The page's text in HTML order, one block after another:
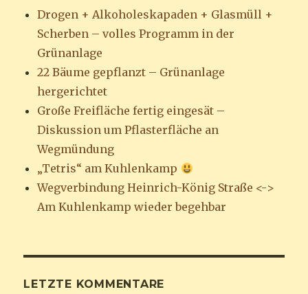
Drogen + Alkoholeskapaden + Glasmüll +
Scherben – volles Programm in der
Grünanlage
22 Bäume gepflanzt – Grünanlage
hergerichtet
Große Freifläche fertig eingesät –
Diskussion um Pflasterfläche an
Wegmündung
„Tetris“ am Kuhlenkamp
Wegverbindung Heinrich-König Straße <->
Am Kuhlenkamp wieder begehbar
LETZTE KOMMENTARE